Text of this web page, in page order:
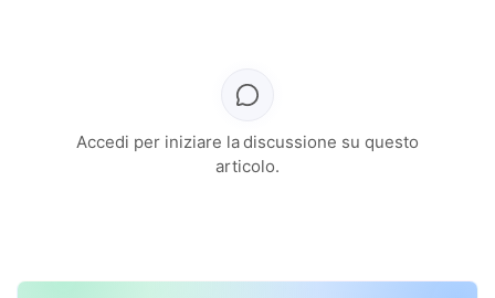
Accedi per iniziare la discussione su questo
articolo.